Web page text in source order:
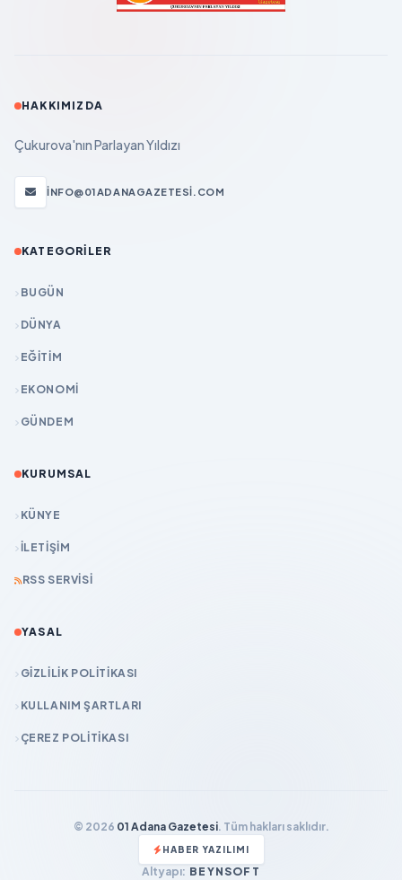
HAKKIMIZDA
Çukurova'nın Parlayan Yıldızı
INFO@01ADANAGAZETESI.COM
KATEGORILER
BUGÜN
DÜNYA
EĞİTİM
EKONOMİ
GÜNDEM
KURUMSAL
KÜNYE
İLETIŞIM
RSS SERVISI
YASAL
GIZLILIK POLITIKASI
KULLANIM ŞARTLARI
ÇEREZ POLITIKASI
© 2026 01 Adana Gazetesi. Tüm hakları saklıdır.
HABER YAZILIMI
Altyapı: BEYNSOFT